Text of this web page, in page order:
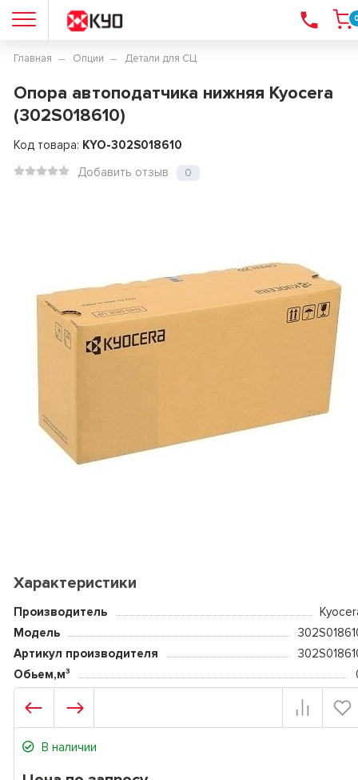
Главная Опции Детали для СЦ
Опора автоподатчика нижняя Kyocera
(302S018610)
Код товара: KYO-302S018610
Добавить отзыв
0
Характеристики
Производитель
Модель
Артикул производителя
Обьем,м³
В наличии